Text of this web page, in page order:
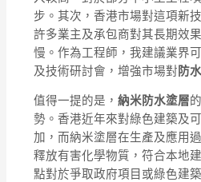
步。其次，香港市場對這項新
許多業主及承包商對其長期效
慢。作為工程師，我建議業界
及技術研討會，增強市場對防
值得一提的是，納米防水塗層
勢。香港近年來對綠色建築及
加，而納米塗層在生產及應用
釋放有害化學物質，符合本地
點對於爭取政府項目或綠色建